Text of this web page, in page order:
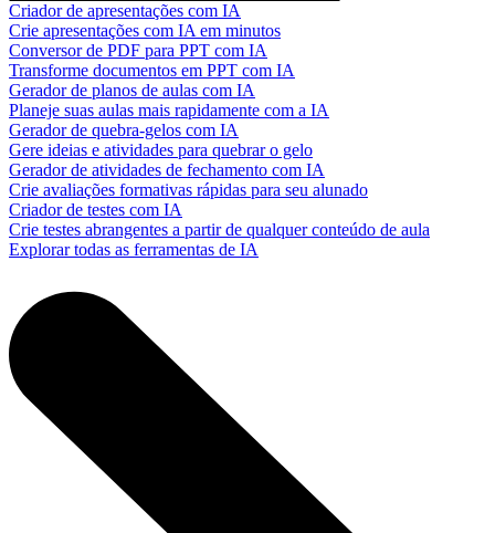
Criador de apresentações com IA
Crie apresentações com IA em minutos
Conversor de PDF para PPT com IA
Transforme documentos em PPT com IA
Gerador de planos de aulas com IA
Planeje suas aulas mais rapidamente com a IA
Gerador de quebra-gelos com IA
Gere ideias e atividades para quebrar o gelo
Gerador de atividades de fechamento com IA
Crie avaliações formativas rápidas para seu alunado
Criador de testes com IA
Crie testes abrangentes a partir de qualquer conteúdo de aula
Explorar todas as ferramentas de IA